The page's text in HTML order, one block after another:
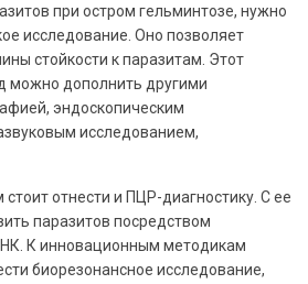
при остром гельминтозе, нужно
исследование. Оно позволяет
стойкости к паразитам. Этот
можно дополнить другими
эндоскопическим
исследованием,
отнести и ПЦР-диагностику. С ее
паразитов посредством
К инновационным методикам
биорезонансное исследование,